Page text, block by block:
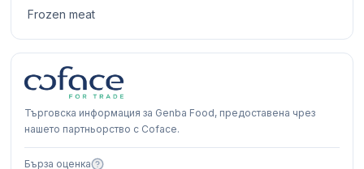
Frozen meat
Търговска информация за Genba Food, предоставена чрез
нашето партньорство с Coface.
Бърза оценка